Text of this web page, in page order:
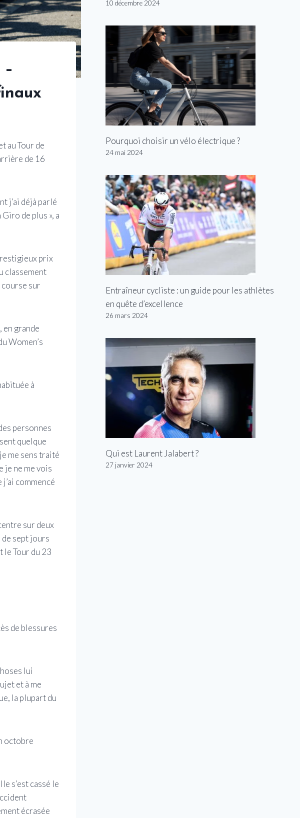
au Tour de
de 16
j’ai déjà parlé
de plus », a
prix
classement
course sur
en grande
Women’s
à
personnes
quelque
me sens traité
je ne me vois
commencé
sur deux
sept jours
le Tour du 23
de blessures
lui
et à me
la plupart du
octobre
s’est cassé le
écrasée
10 décembre 2024
Pourquoi choisir un vélo électrique ?
24 mai 2024
Entraîneur cycliste : un guide pour les athlètes
en quête d’excellence
26 mars 2024
Qui est Laurent Jalabert ?
27 janvier 2024